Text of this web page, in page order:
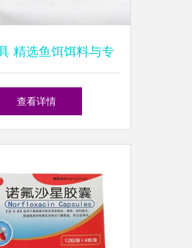
精选鱼饵饵料与专
发，引领垂钓新体验
查看详情